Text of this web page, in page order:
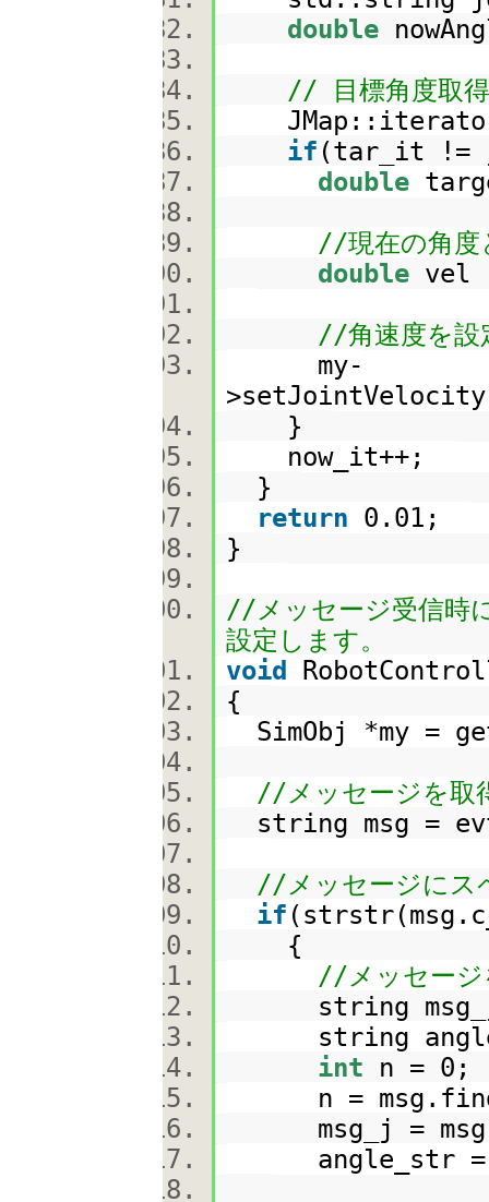
double
// 目標角度取
if (tar_it !=
double
//現在の角度
double vel
//角速度を設
my-
}
now_it++;
}
return 0.01;
}
//メッセージ受信時
設定します。
void
{
SimObj *my =
//メッセージを取
string msg =
//メッセージにス
if
{
//メッセージ
string
string
int n =
n =
msg_j =
angle_str =